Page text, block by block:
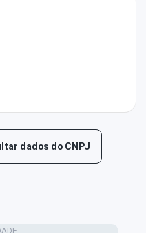
dados do CNPJ